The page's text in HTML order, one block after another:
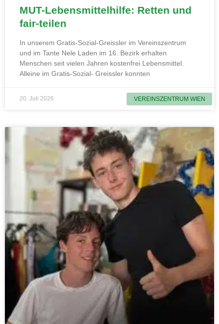
VEREINSZENTRUM WIEN
MUT-Lebensmittelhilfe: Retten und
fair-teilen
In unserem Gratis-Sozial-Greissler im Vereinszentrum
und im Tante Nele Laden im 16. Bezirk erhalten
Menschen seit vielen Jahren kostenfrei Lebensmittel.
Alleine im Gratis-Sozial- Greissler konnten
20. Juli 2026